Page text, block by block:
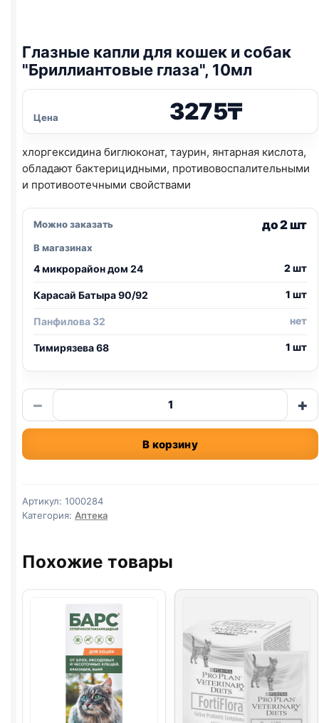
Глазные капли для кошек и собак
"Бриллиантовые глаза", 10мл
Цена 3275₸
хлоргексидина биглюконат, таурин, янтарная кислота,
обладают бактерицидными, противовоспалительными
и противоотечными свойствами
Можно заказать до 2 шт
В магазинах
4 микрорайон дом 24 2 шт
Карасай Батыра 90/92 1 шт
Панфилова 32 нет
Тимирязева 68 1 шт
−
Количество
товара
Глазные
для
собак
10мл
+
В корзину
Артикул: 1000284
Категория: Аптека
Похожие товары